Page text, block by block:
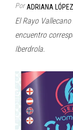
Por ADRIANA
El Rayo
encuentro
Iberdrola.